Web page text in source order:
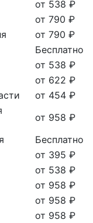
от 538 ₽
от 790 ₽
от 790 ₽
Бесплатно
от 538 ₽
от 622 ₽
от 454 ₽
от 958 ₽
Бесплатно
от 395 ₽
от 538 ₽
от 958 ₽
от 958 ₽
от 958 ₽